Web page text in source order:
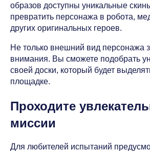
образов доступны уникальные
превратить персонажа в робота,
других оригинальных героев.
Не только внешний вид персонажа
внимания. Вы сможете подобрать
своей доски, который будет
площадке.
Проходите
миссии
Для любителей испытаний